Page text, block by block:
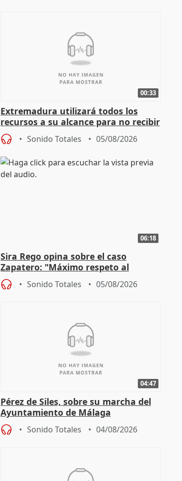
00:33
Extremadura utilizará todos los
recursos a su alcance para no recibir
más menores migrantes
Sonido Totales 05/08/2026
06:18
Sira Rego opina sobre el caso
Zapatero: "Máximo respeto al
proceso judicial"
Sonido Totales 05/08/2026
04:47
Pérez de Siles, sobre su marcha del
Ayuntamiento de Málaga
Sonido Totales 04/08/2026